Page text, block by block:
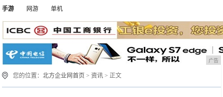
手游
网游 单机
广告
您的位置：北方企业网首页 >资讯 > 正文